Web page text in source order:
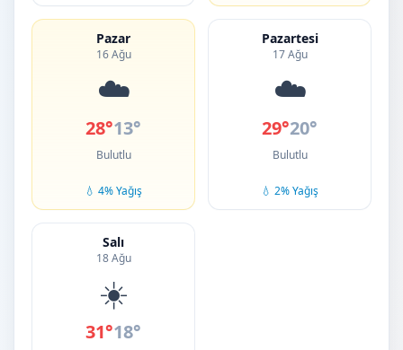
Pazar
16 Ağu
☁️
28°13°
Bulutlu
💧 4% Yağış
Pazartesi
17 Ağu
☁️
29°20°
Bulutlu
💧 2% Yağış
Salı
18 Ağu
☀️
31°18°